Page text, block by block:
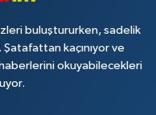
buluştururken, sadelik
kaçınıyor ve
okuyabilecekleri